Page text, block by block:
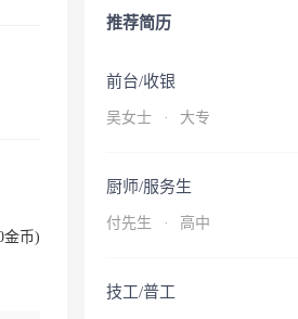
金币)
推荐简历
前台/收银
吴女士 · 大专
厨师/服务生
付先生 · 高中
技工/普工